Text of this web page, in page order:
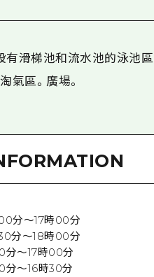
滑梯池和流水池的泳池區
氣區。廣場。
分～17時00分
分～18時00分
分～17時00分
分～16時30分